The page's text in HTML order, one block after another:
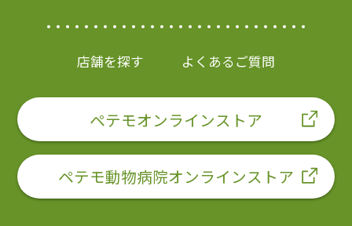
店舗を探す よくあるご質問
ペテモオンラインストア
ペテモ動物病院オンラインストア